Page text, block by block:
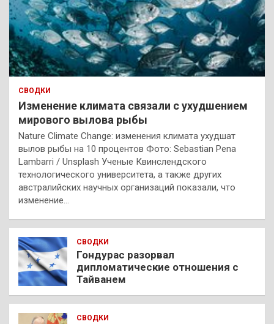
СВОДКИ
Изменение климата связали с ухудшением
мирового вылова рыбы
Nature Climate Change: изменения климата ухудшат
вылов рыбы на 10 процентов Фото: Sebastian Pena
Lambarri / Unsplash Ученые Квинслендского
технологического университета, а также других
австралийских научных организаций показали, что
изменение…
СВОДКИ
Гондурас разорвал
дипломатические отношения с
Тайванем
СВОДКИ